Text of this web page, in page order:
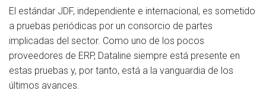
El estándar JDF, independiente e internacional, es sometido
a pruebas periódicas por un consorcio de partes
implicadas del sector. Como uno de los pocos
proveedores de ERP, Dataline siempre está presente en
estas pruebas y, por tanto, está a la vanguardia de los
últimos avances.